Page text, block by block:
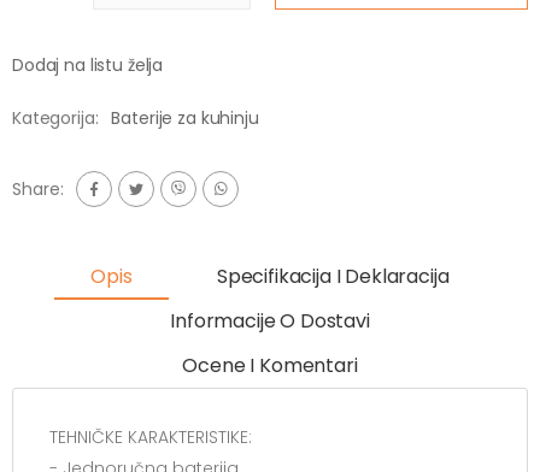
Dodaj na listu želja
Kategorija: Baterije za kuhinju
Share:
Opis
Specifikacija I Deklaracija
Informacije O Dostavi
Ocene I Komentari
TEHNIČKE KARAKTERISTIKE: